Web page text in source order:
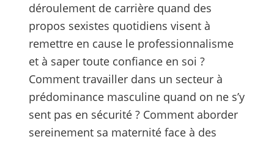
déroulement de carrière quand des
propos sexistes quotidiens visent à
remettre en cause le professionnalisme
et à saper toute confiance en soi ?
Comment travailler dans un secteur à
prédominance masculine quand on ne s’y
sent pas en sécurité ? Comment aborder
sereinement sa maternité face à des